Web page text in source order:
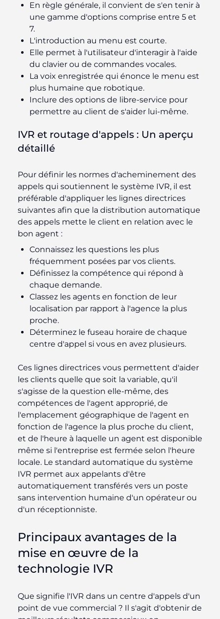
En règle générale, il convient de s'en tenir à
une gamme d'options comprise entre 5 et
7.
L'introduction au menu est courte.
Elle permet à l'utilisateur d'interagir à l'aide
du clavier ou de commandes vocales.
La voix enregistrée qui énonce le menu est
plus humaine que robotique.
Inclure des options de libre-service pour
permettre au client de s'aider lui-même.
IVR et routage d'appels : Un aperçu
détaillé
Pour définir les normes d'acheminement des
appels qui soutiennent le système IVR, il est
préférable d'appliquer les lignes directrices
suivantes afin que la distribution automatique
des appels mette le client en relation avec le
bon agent :
Connaissez les questions les plus
fréquemment posées par vos clients.
Définissez la compétence qui répond à
chaque demande.
Classez les agents en fonction de leur
localisation par rapport à l'agence la plus
proche.
Déterminez le fuseau horaire de chaque
centre d'appel si vous en avez plusieurs.
Ces lignes directrices vous permettent d'aider
les clients quelle que soit la variable, qu'il
s'agisse de la question elle-même, des
compétences de l'agent approprié, de
l'emplacement géographique de l'agent en
fonction de l'agence la plus proche du client,
et de l'heure à laquelle un agent est disponible
même si l'entreprise est fermée selon l'heure
locale. Le standard automatique du système
IVR permet aux appelants d'être
automatiquement transférés vers un poste
sans intervention humaine d'un opérateur ou
d'un réceptionniste.
Principaux avantages de la
mise en œuvre de la
technologie IVR
Que signifie l'IVR dans un centre d'appels d'un
point de vue commercial ? Il s'agit d'obtenir de